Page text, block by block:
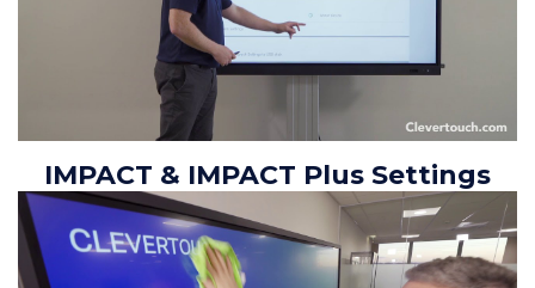
IMPACT & IMPACT Plus Settings